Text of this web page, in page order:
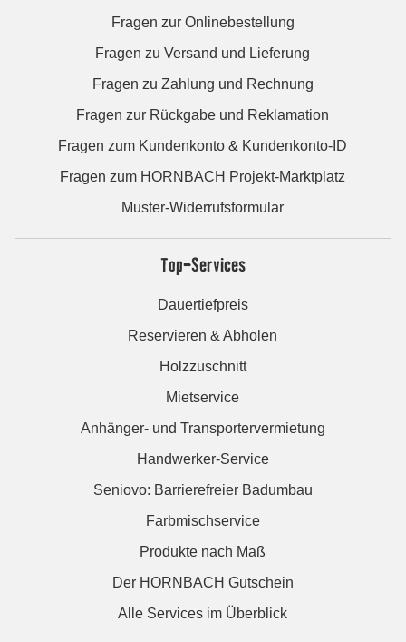
Fragen zur Onlinebestellung
Fragen zu Versand und Lieferung
Fragen zu Zahlung und Rechnung
Fragen zur Rückgabe und Reklamation
Fragen zum Kundenkonto & Kundenkonto-ID
Fragen zum HORNBACH Projekt-Marktplatz
Muster-Widerrufsformular
Top-Services
Dauertiefpreis
Reservieren & Abholen
Holzzuschnitt
Mietservice
Anhänger- und Transportervermietung
Handwerker-Service
Seniovo: Barrierefreier Badumbau
Farbmischservice
Produkte nach Maß
Der HORNBACH Gutschein
Alle Services im Überblick